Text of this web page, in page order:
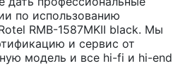
по использованию
RMB-1587MKII black. Мы
и сервис от
модель и все hi-fi и hi-end